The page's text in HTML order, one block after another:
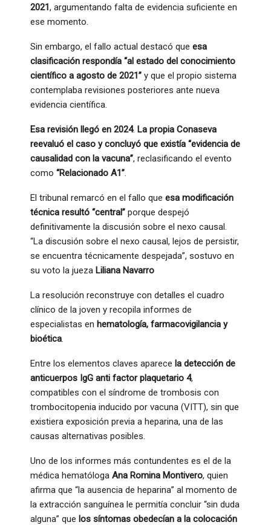
2021, argumentando falta de evidencia suficiente en
ese momento.
Sin embargo, el fallo actual destacó que esa
clasificación respondía “al estado del conocimiento
científico a agosto de 2021” y que el propio sistema
contemplaba revisiones posteriores ante nueva
evidencia científica.
Esa revisión llegó en 2024. La propia Conaseva
reevaluó el caso y concluyó que existía “evidencia de
causalidad con la vacuna”, reclasificando el evento
como “Relacionado A1”.
El tribunal remarcó en el fallo que esa modificación
técnica resultó “central” porque despejó
definitivamente la discusión sobre el nexo causal.
“La discusión sobre el nexo causal, lejos de persistir,
se encuentra técnicamente despejada”, sostuvo en
su voto la jueza Liliana Navarro
La resolución reconstruye con detalles el cuadro
clínico de la joven y recopila informes de
especialistas en hematología, farmacovigilancia y
bioética.
Entre los elementos claves aparece la detección de
anticuerpos IgG anti factor plaquetario 4,
compatibles con el síndrome de trombosis con
trombocitopenia inducido por vacuna (VITT), sin que
existiera exposición previa a heparina, una de las
causas alternativas posibles.
Uno de los informes más contundentes es el de la
médica hematóloga Ana Romina Montivero, quien
afirma que “la ausencia de heparina” al momento de
la extracción sanguínea le permitía concluir “sin duda
alguna” que los síntomas obedecían a la colocación